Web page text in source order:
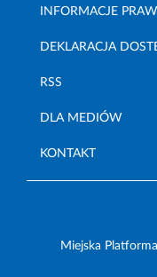
INFORMACJE
DEKLARACJA
RSS
DLA MEDIÓW
KONTAKT
Miejska